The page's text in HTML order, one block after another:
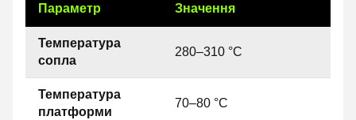
Параметр Значення
Температура
сопла
280–310 °C
Температура
платформи
70–80 °C